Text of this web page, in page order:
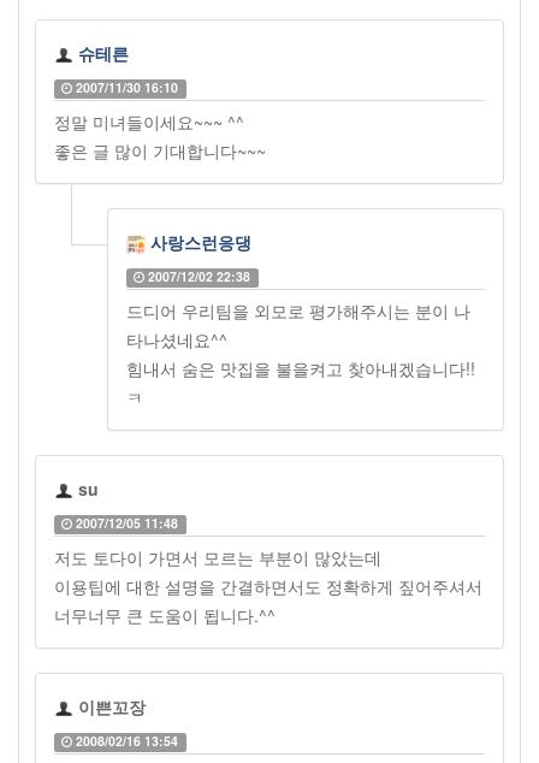
슈테른
2007/11/30 16:10
정말 미녀들이세요~~~ ^^
좋은 글 많이 기대합니다~~~
사랑스런응댕
2007/12/02 22:38
드디어 우리팀을 외모로 평가해주시는 분이 나
타나셨네요^^
힘내서 숨은 맛집을 불을켜고 찾아내겠습니다!!
ㅋ
su
2007/12/05 11:48
저도 토다이 가면서 모르는 부분이 많았는데
이용팁에 대한 설명을 간결하면서도 정확하게 짚어주셔서
너무너무 큰 도움이 됩니다.^^
이쁜꼬장
2008/02/16 13:54